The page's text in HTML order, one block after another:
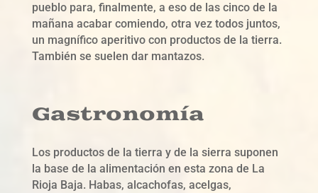
pueblo para, finalmente, a eso de las cinco de la
mañana acabar comiendo, otra vez todos juntos,
un magnífico aperitivo con productos de la tierra.
También se suelen dar mantazos.
Gastronomía
Los productos de la tierra y de la sierra suponen
la base de la alimentación en esta zona de La
Rioja Baja. Habas, alcachofas, acelgas,